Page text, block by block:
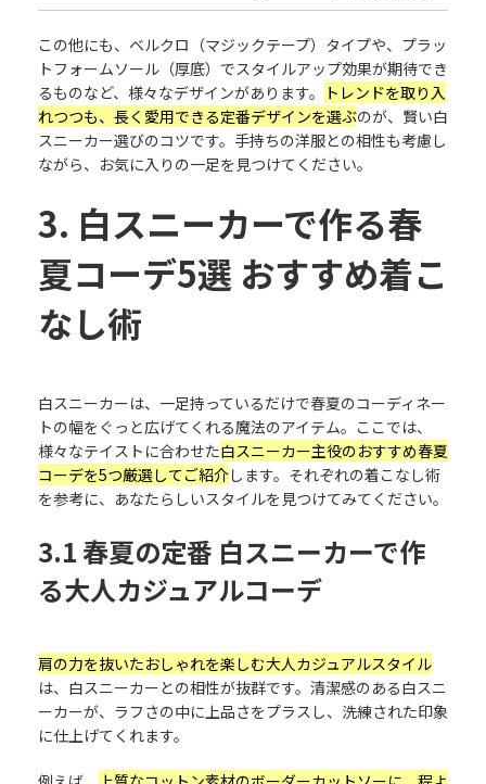
この他にも、ベルクロ（マジックテープ）タイプや、プラッ
トフォームソール（厚底）でスタイルアップ効果が期待でき
るものなど、様々なデザインがあります。
トレンドを取り入
れつつも、長く愛用できる定番デザインを選ぶのが、賢い白
スニーカー選びのコツです。手持ちの洋服との相性も考慮し
ながら、お気に入りの一足を見つけてください。
3. 白スニーカーで作る春
夏コーデ5選 おすすめ着こ
なし術
白スニーカーは、一足持っているだけで春夏のコーディネー
トの幅をぐっと広げてくれる魔法のアイテム。ここでは、
様々なテイストに合わせた白スニーカー主役のおすすめ春夏
コーデを5つ厳選してご紹介します。それぞれの着こなし術
を参考に、あなたらしいスタイルを見つけてみてください。
3.1 春夏の定番 白スニーカーで作
る大人カジュアルコーデ
肩の力を抜いたおしゃれを楽しむ大人カジュアルスタイル
は、白スニーカーとの相性が抜群です。清潔感のある白スニ
ーカーが、ラフさの中に上品さをプラスし、洗練された印象
に仕上げてくれます。